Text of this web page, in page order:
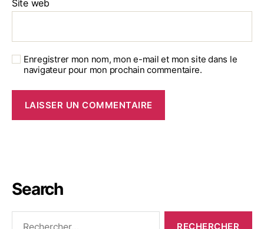
Site web
Enregistrer mon nom, mon e-mail et mon site dans le
navigateur pour mon prochain commentaire.
Search